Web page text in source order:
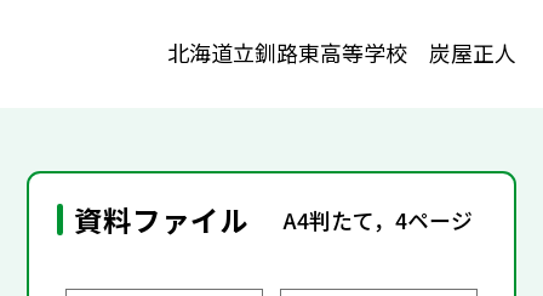
北海道立釧路東高等学校 炭屋正人
資料ファイル A4判たて，4ページ